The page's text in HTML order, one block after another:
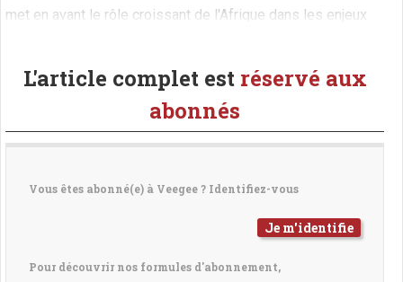
met en avant le rôle croissant de l'Afrique dans les enjeux
L'article complet est réservé aux
abonnés
Vous êtes abonné(e) à Veegee ? Identifiez-vous
Je m'identifie
Pour découvrir nos formules d'abonnement,